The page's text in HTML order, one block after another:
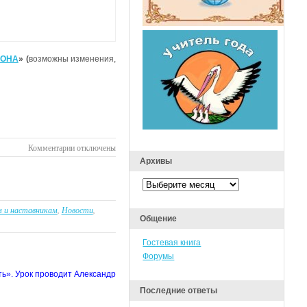
» (возможны изменения,
Комментариик
записи
открытых
онлайн-
Марафона
отключены
и наставникам, Новости,
Урок проводит Александр
Архивы
Архивы
Общение
Гостевая книга
Форумы
Последние ответы